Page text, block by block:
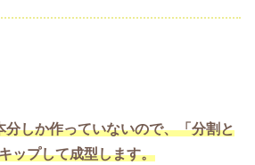
しか作っていないので、「分割と
ップして成型します。